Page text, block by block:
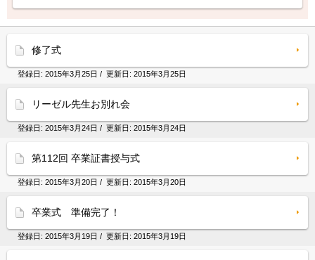
修了式
登録日: 2015年3月25日 / 更新日: 2015年3月25日
リーゼル先生お別れ会
登録日: 2015年3月24日 / 更新日: 2015年3月24日
第112回 卒業証書授与式
登録日: 2015年3月20日 / 更新日: 2015年3月20日
卒業式 準備完了！
登録日: 2015年3月19日 / 更新日: 2015年3月19日